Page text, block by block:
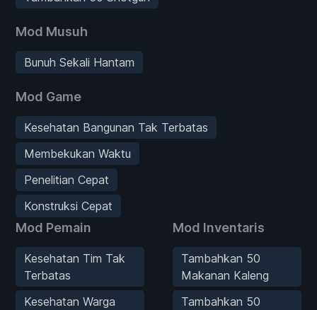
Mod Musuh
Bunuh Sekali Hantam
Mod Game
Kesehatan Bangunan Tak Terbatas
Membekukan Waktu
Penelitian Cepat
Konstruksi Cepat
Mod Pemain
Kesehatan Tim Tak
Terbatas
Kesehatan Warga
Mod Inventaris
Tambahkan 50
Makanan Kaleng
Tambahkan 50